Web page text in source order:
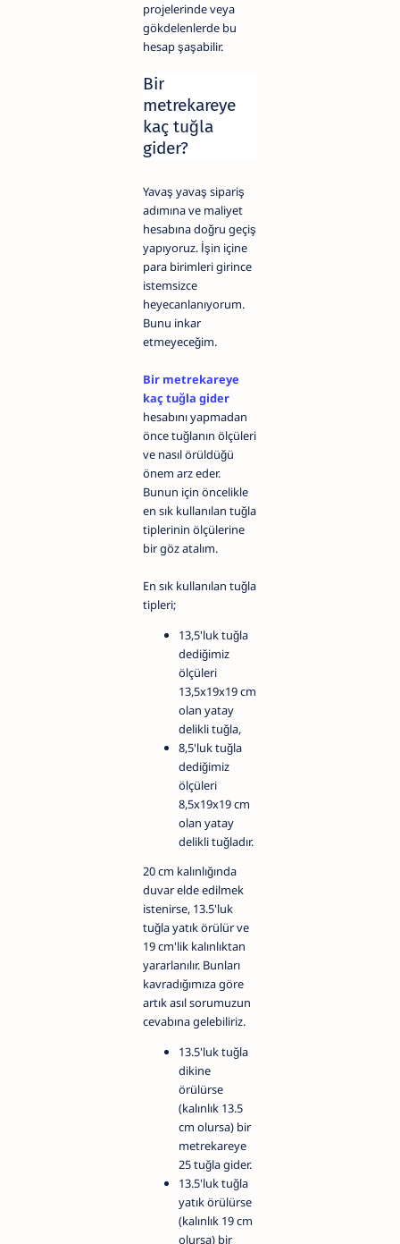
projelerinde veya
gökdelenlerde bu
hesap şaşabilir.
Bir
metrekareye
kaç tuğla
gider?
Yavaş yavaş sipariş
adımına ve maliyet
hesabına doğru geçiş
yapıyoruz. İşin içine
para birimleri girince
istemsizce
heyecanlanıyorum.
Bunu inkar
etmeyeceğim.
Bir metrekareye
kaç tuğla gider
hesabını yapmadan
önce tuğlanın ölçüleri
ve nasıl örüldüğü
önem arz eder.
Bunun için öncelikle
en sık kullanılan tuğla
tiplerinin ölçülerine
bir göz atalım.
En sık kullanılan tuğla
tipleri;
13,5'luk tuğla
dediğimiz
ölçüleri
13,5x19x19 cm
olan yatay
delikli tuğla,
8,5'luk tuğla
dediğimiz
ölçüleri
8,5x19x19 cm
olan yatay
delikli tuğladır.
20 cm kalınlığında
duvar elde edilmek
istenirse, 13.5'luk
tuğla yatık örülür ve
19 cm'lik kalınlıktan
yararlanılır. Bunları
kavradığımıza göre
artık asıl sorumuzun
cevabına gelebiliriz.
13.5'luk tuğla
dikine
örülürse
(kalınlık 13.5
cm olursa) bir
metrekareye
25 tuğla gider.
13.5'luk tuğla
yatık örülürse
(kalınlık 19 cm
olursa) bir